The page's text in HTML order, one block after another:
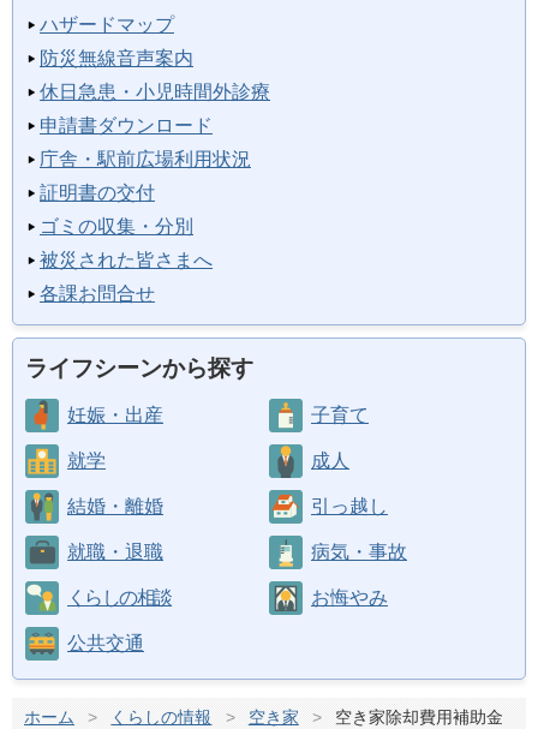
ハザードマップ
防災無線音声案内
休日急患・小児時間外診療
申請書ダウンロード
庁舎・駅前広場利用状況
証明書の交付
ゴミの収集・分別
被災された皆さまへ
各課お問合せ
ライフシーンから探す
妊娠・出産 子育て
就学 成人
結婚・離婚 引っ越し
就職・退職 病気・事故
くらしの相談 お悔やみ
公共交通
ホーム > くらしの情報 > 空き家 > 空き家除却費用補助金